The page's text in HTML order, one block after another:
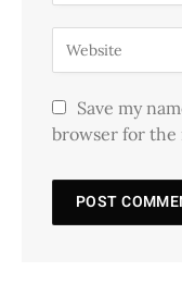
Save my
browser for the